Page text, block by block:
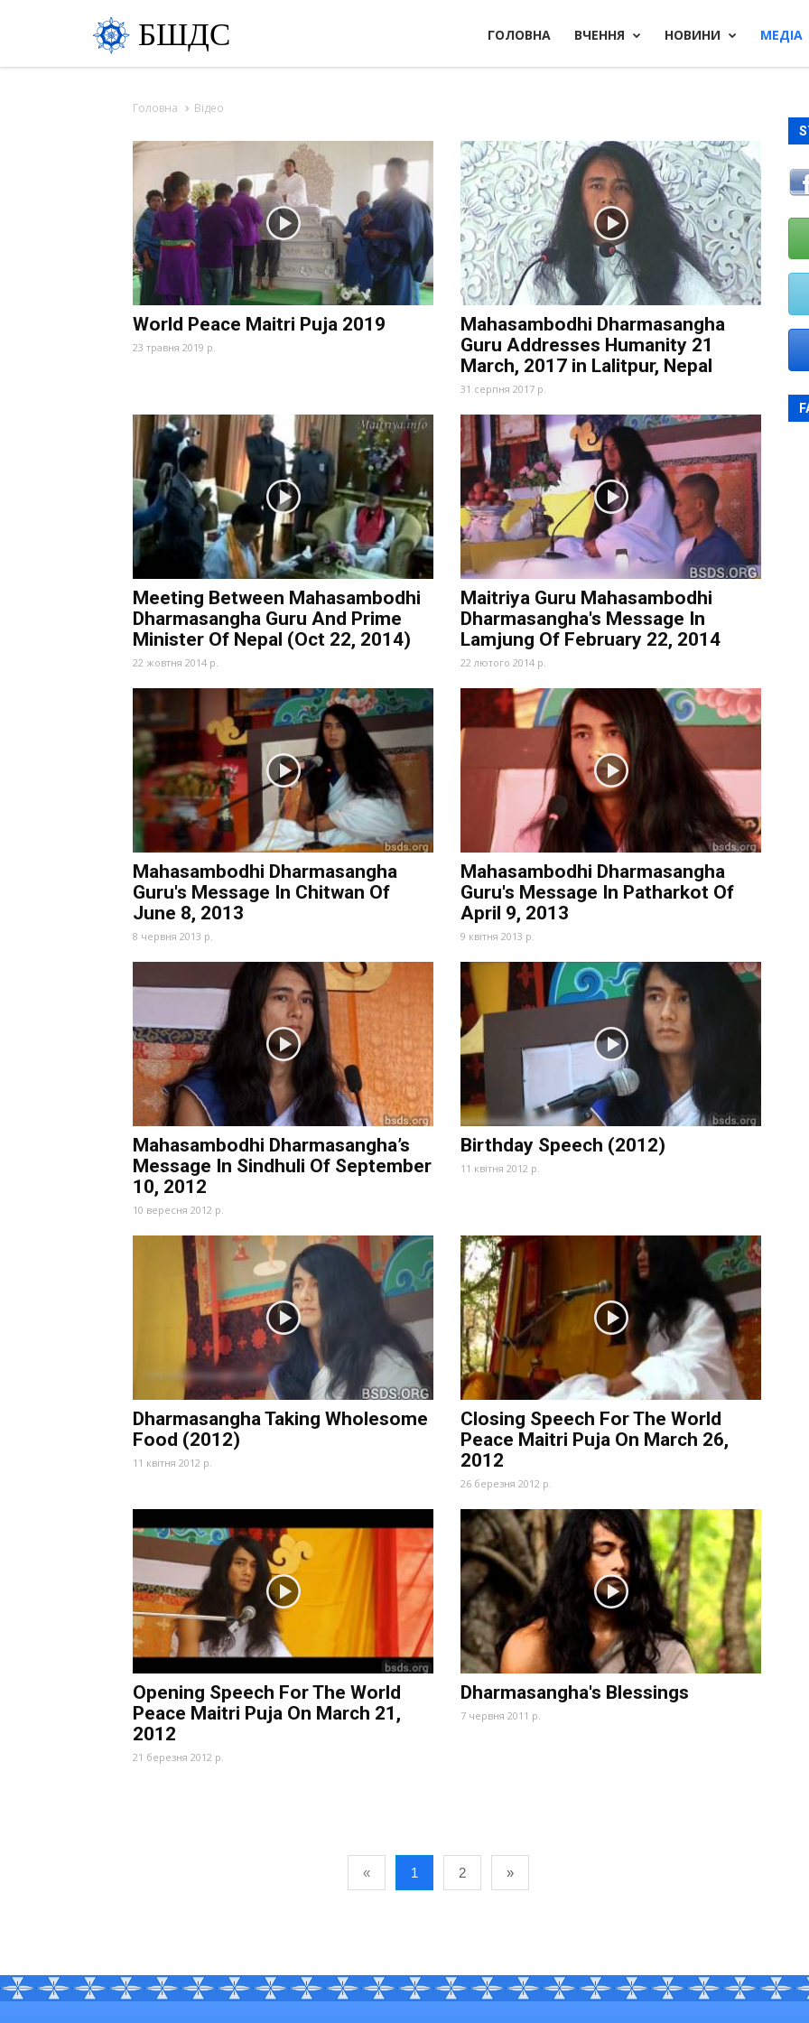
БШДС ГОЛОВНА ВЧЕННЯ НОВИНИ МЕДІА
Головна Відео
World Peace Maitri Puja 2019
23 травня 2019 р.
Mahasambodhi Dharmasangha
Guru Addresses Humanity 21
March, 2017 in Lalitpur, Nepal
31 серпня 2017 р.
Meeting Between Mahasambodhi
Dharmasangha Guru And Prime
Minister Of Nepal (Oct 22, 2014)
22 жовтня 2014 р.
Maitriya Guru Mahasambodhi
Dharmasangha's Message In
Lamjung Of February 22, 2014
22 лютого 2014 р.
Mahasambodhi Dharmasangha
Guru's Message In Chitwan Of
June 8, 2013
8 червня 2013 р.
Mahasambodhi Dharmasangha
Guru's Message In Patharkot Of
April 9, 2013
9 квітня 2013 р.
Mahasambodhi Dharmasangha’s
Message In Sindhuli Of September
10, 2012
10 вересня 2012 р.
Birthday Speech (2012)
11 квітня 2012 р.
Dharmasangha Taking Wholesome
Food (2012)
11 квітня 2012 р.
Closing Speech For The World
Peace Maitri Puja On March 26,
2012
26 березня 2012 р.
Opening Speech For The World
Peace Maitri Puja On March 21,
2012
21 березня 2012 р.
Dharmasangha's Blessings
7 червня 2011 р.
« 1 2 »